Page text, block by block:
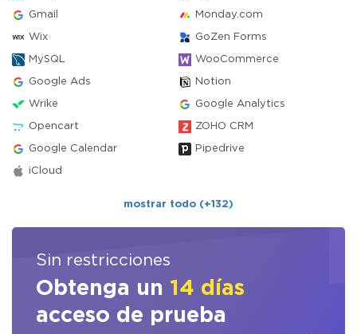
Gmail Monday.com
Wix GoZen Forms
MySQL WooCommerce
Google Ads Notion
Wrike Google Analytics
Opencart ZOHO CRM
Google Calendar Pipedrive
iCloud
mostrar todo (+132)
Sin restricciones
Obtenga un 14 días
acceso de prueba